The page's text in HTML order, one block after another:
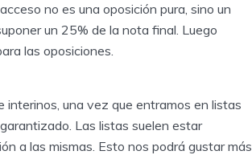
no es una oposición pura, sino un
un 25% de la nota final. Luego
las oposiciones.
interinos, una vez que entramos en listas
Las listas suelen estar
a las mismas. Esto nos podrá gustar más